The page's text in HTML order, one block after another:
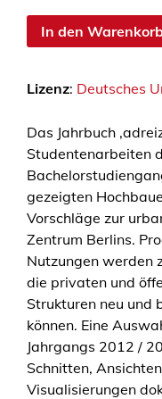
In den
Lizenz: Deutsches
Das Jahrbuch
Studentenarbeiten
gezeigten
Vorschläge zur
Zentrum Berlins.
Nutzungen werden
die privaten und
Strukturen neu und
können. Eine
Jahrgangs 2012 /
Schnitten,
Visualisierungen